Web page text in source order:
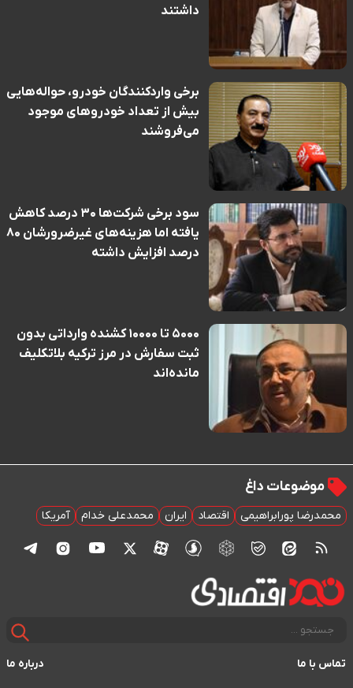
داشتند
برخی واردکنندگان خودرو، حواله‌هایی
بیش از تعداد خودروهای موجود
می‌فروشند
سود برخی شرکت‌ها ۳۰ درصد کاهش
یافته اما هزینه‌های غیرضرورشان ۸۰
درصد افزایش داشته
۵۰۰۰ تا ۱۰۰۰۰ کشنده وارداتی بدون
ثبت سفارش در مرز ترکیه بلاتکلیف
مانده‌اند
موضوعات داغ
محمدرضا پورابراهیمی اقتصاد ایران محمدعلی خدام آمریکا
تماس با ما درباره ما